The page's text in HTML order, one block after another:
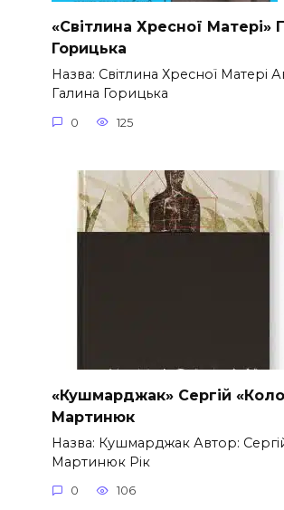
«Світлина Хресної Матері»
Горицька
Назва: Світлина Хресної Матері
Галина Горицька
0 125
«Кушмарджак» Сергій
Мартинюк
Назва: Кушмарджак Автор:
Мартинюк Рік
0 106